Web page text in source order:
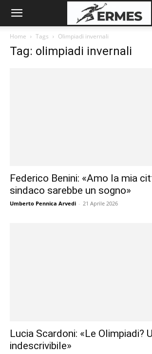
Home Tags Olimpiadi invernali
Tag: olimpiadi invernali
Federico Benini: «Amo la mia
sindaco sarebbe un sogno»
Umberto Pennica Arvedi - 21 Aprile 2026
Lucia Scardoni: «Le Olimpiadi?
indescrivibile»